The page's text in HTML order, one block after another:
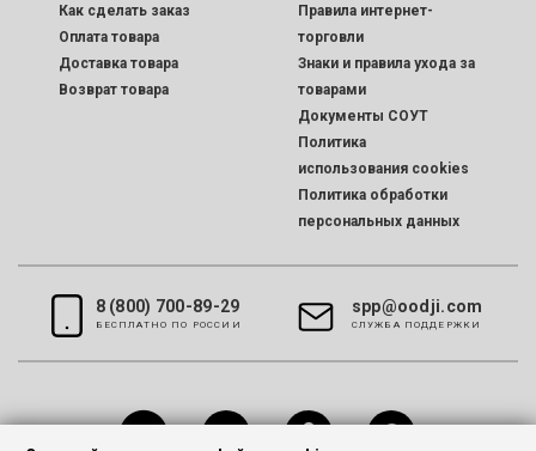
Как сделать заказ
Оплата товара
Доставка товара
Возврат товара
Правила интернет-
торговли
Знаки и правила ухода за
товарами
Документы СОУТ
Политика
использования cookies
Политика обработки
персональных данных
8 (800) 700-89-29
БЕСПЛАТНО ПО РОССИИ
spp@oodji.com
CЛУЖБА ПОДДЕРЖКИ